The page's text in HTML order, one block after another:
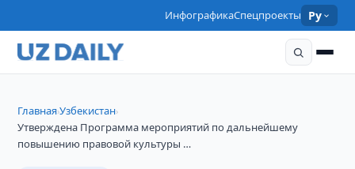
ИнфографикаСпецпроекты Ру
Главная›Узбекистан›
Утверждена Программа мероприятий по дальнейшему
повышению правовой культуры …